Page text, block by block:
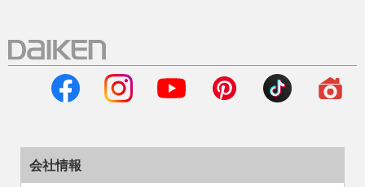
会社情報